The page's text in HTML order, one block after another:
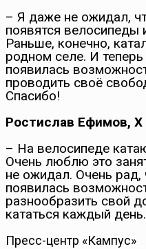
– Я даже не ожидал,
появятся велосипеды
Раньше, конечно,
родном селе. И теперь
появилась
проводить своё
Спасибо!
Ростислав Ефимов, Х
– На велосипеде
Очень люблю это
не ожидал. Очень рад,
появилась
разнообразить свой
кататься каждый день.
Пресс-центр «Кампус»